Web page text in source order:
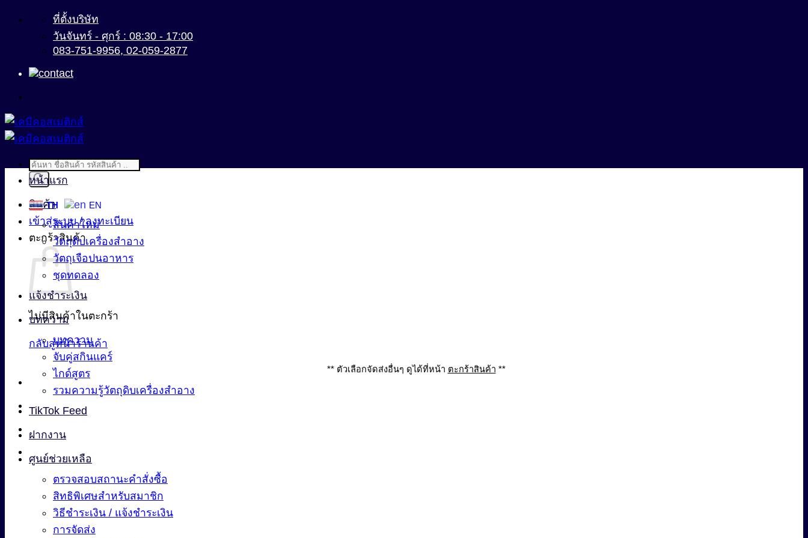
ข้าม
เนื้อหา
ที่ตั้งบริษัท
วันจันทร์ - ศุกร์ : 08:30 - 17:00
083-751-9956, 02-059-2877
Products
search
TH EN
เข้าสู่ระบบ / ลงทะเบียน
ตะกร้าสินค้า
ไม่มีสินค้าในตะกร้า
กลับสู่หน้าร้านค้า
** ตัวเลือกจัดส่งอื่นๆ ดูได้ที่หน้า ตะกร้าสินค้า **
หน้าแรก
สินค้า
สินค้าใหม่
วัตถุดิบเครื่องสำอาง
วัตถุเจือปนอาหาร
ชุดทดลอง
แจ้งชำระเงิน
บทความ
บทความ
จับคู่สกินแคร์
ไกด์สูตร
รวมความรู้วัตถุดิบเครื่องสำอาง
TikTok Feed
ฝากงาน
ศูนย์ช่วยเหลือ
ตรวจสอบสถานะคำสั่งซื้อ
สิทธิพิเศษสำหรับสมาชิก
วิธีชำระเงิน / แจ้งชำระเงิน
การจัดส่ง